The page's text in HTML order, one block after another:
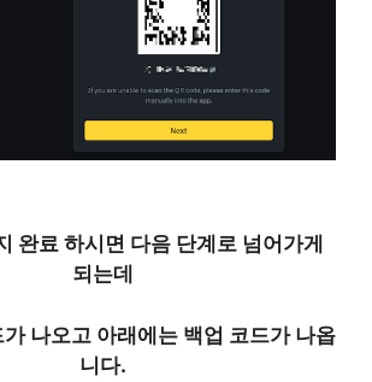
완료 하시면 다음 단계로 넘어가게
되는데
나오고 아래에는 백업 코드가 나옵
니다.